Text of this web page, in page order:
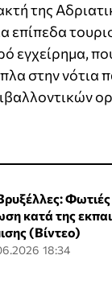
της
εγχείρημα,
στην
Φωτιές
κατά της
(Βίντεο)
18:34